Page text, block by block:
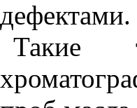
дефектами.
Такие